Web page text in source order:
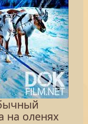
на оленях